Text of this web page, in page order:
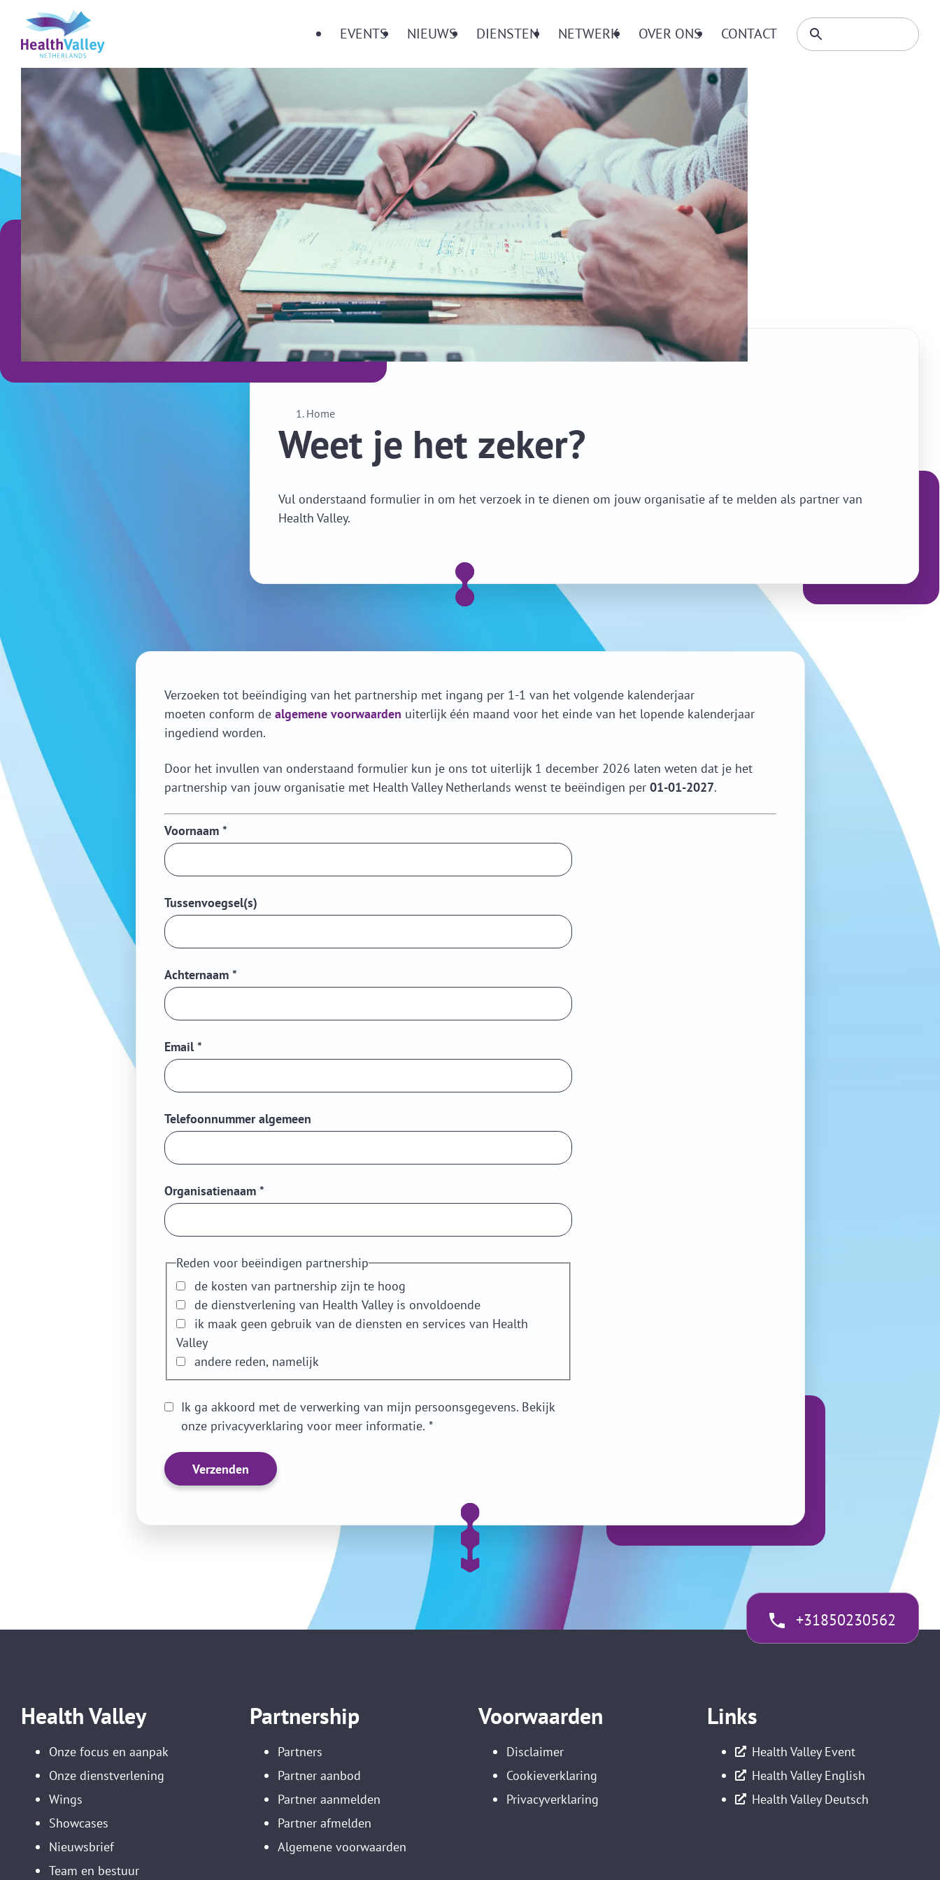
Menu
EVENTS NIEUWS DIENSTEN NETWERK OVER ONS CONTACT
Zoeken
binnenZoeken
Home
Weet je het zeker?
Vul onderstaand formulier in om het verzoek in te dienen om jouw organisatie af te melden als partner van
Health Valley.
Verzoeken tot beëindiging van het partnership met ingang per 1-1 van het volgende kalenderjaar
moeten conform de algemene voorwaarden uiterlijk één maand voor het einde van het lopende kalenderjaar
ingediend worden.
Door het invullen van onderstaand formulier kun je ons tot uiterlijk 1 december 2026 laten weten dat je het
partnership van jouw organisatie met Health Valley Netherlands wenst te beëindigen per 01-01-2027.
Voornaam *
Tussenvoegsel(s)
Achternaam *
Email*
Telefoonnummer algemeen
Organisatienaam *
Reden voor beëindigen partnership
de kosten van partnership zijn te hoog
de dienstverlening van Health Valley is onvoldoende
ik maak geen gebruik van de diensten en services van Health
Valley
andere reden, namelijk
Ik ga akkoord met de verwerking van mijn persoonsgegevens. Bekijk
onze privacyverklaring voor meer informatie. *
+31850230562
Health Valley
Onze focus en aanpak
Onze dienstverlening
Wings
Showcases
Nieuwsbrief
Team en bestuur
Partnership
Partners
Partner aanbod
Partner aanmelden
Partner afmelden
Algemene voorwaarden
Voorwaarden
Disclaimer
Cookieverklaring
Privacyverklaring
Links
Health Valley Event
Health Valley English
Health Valley Deutsch